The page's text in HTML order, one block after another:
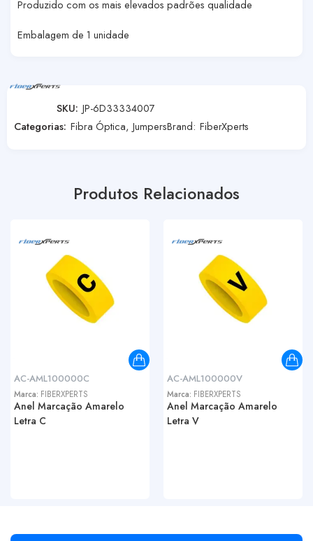
Produzido com os mais elevados padrões qualidade
Embalagem de 1 unidade
SKU: JP-6D33334007
Categorias: Fibra Óptica, JumpersBrand: FiberXperts
Produtos Relacionados
AC-AML100000C
Marca: FIBERXPERTS
Anel Marcação Amarelo
Letra C
AC-AML100000V
Marca: FIBERXPERTS
Anel Marcação Amarelo
Letra V